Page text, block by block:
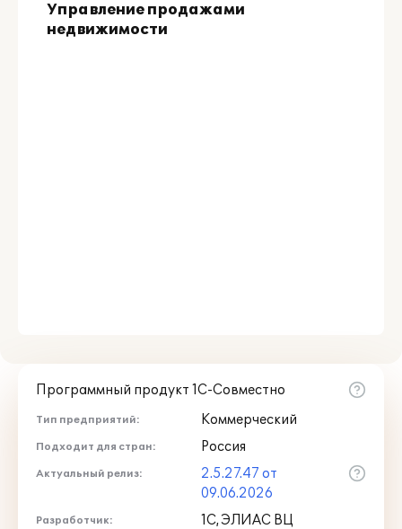
Управление продажами
недвижимости
Программный продукт 1С-Совместно
Тип предприятий: Коммерческий
Подходит для стран: Россия
Актуальный релиз:
2.5.27.47 от
09.06.2026
Разработчик: 1С, ЭЛИАС ВЦ